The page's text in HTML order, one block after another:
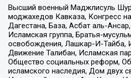
Высший военный Маджлисуль
моджахедов Кавказа, Конгресс
Дагестана, База, Асбат аль-
Исламская группа, Братья-
освобождения, Лашкар-И-Тайба,
Движение Талибан, Исламская
Общество социальных реформ,
исламского наследия, Дом двух